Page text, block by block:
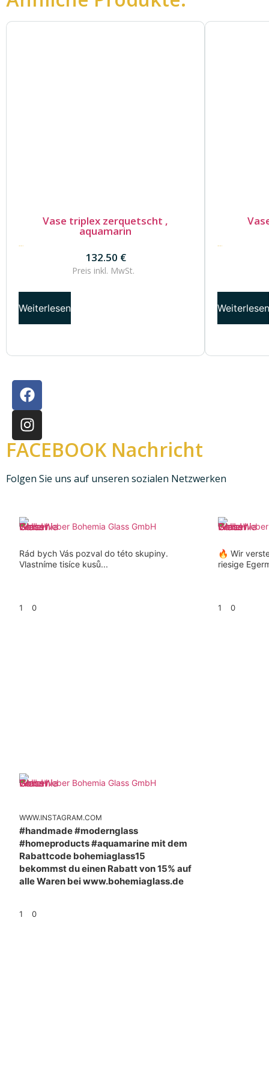
Vase triplex zerquetscht ,
aquamarin
132.50 €
132.50 €
Preis inkl. MwSt.
Weiterlesen
132.50 €
Weiterlesen
FACEBOOK Nachricht
Folgen Sie uns auf unseren sozialen Netzwerken
Weber Bohemia Glass GmbH
Rád bych Vás pozval do této skupiny.
Vlastníme tisíce kusů...
1 0
🔥 Wir
riesige
1 0
Weber Bohemia Glass GmbH
WWW.INSTAGRAM.COM
#handmade #modernglass
#homeproducts #aquamarine mit dem
Rabattcode bohemiaglass15
bekommst du einen Rabatt von 15% auf
alle Waren bei www.bohemiaglass.de
1 0